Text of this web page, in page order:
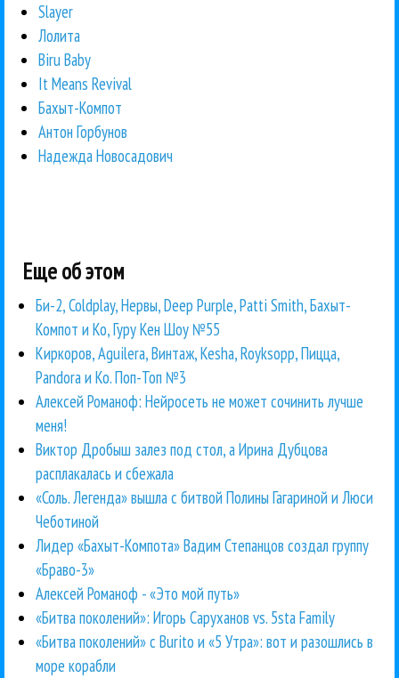
Slayer
Лолита
Biru Baby
It Means Revival
Бахыт-Компот
Антон Горбунов
Надежда Новосадович
Еще об этом
Би-2, Coldplay, Нервы, Deep Purple, Patti Smith, Бахыт-
Компот и Ко, Гуру Кен Шоу №55
Киркоров, Aguilera, Винтаж, Kesha, Royksopp, Пицца,
Pandora и Ко. Поп-Топ №3
Алексей Романоф: Нейросеть не может сочинить лучше
меня!
Виктор Дробыш залез под стол, а Ирина Дубцова
расплакалась и сбежала
«Соль. Легенда» вышла с битвой Полины Гагариной и Люси
Чеботиной
Лидер «Бахыт-Компота» Вадим Степанцов создал группу
«Браво-3»
Алексей Романоф - «Это мой путь»
«Битва поколений»: Игорь Саруханов vs. 5sta Family
«Битва поколений» с Burito и «5 Утра»: вот и разошлись в
море корабли